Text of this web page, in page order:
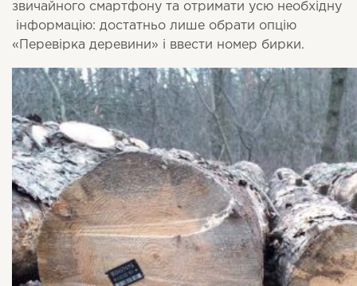
звичайного смартфону та отримати усю необхідну
інформацію: достатньо лише обрати опцію
«Перевірка деревини» і ввести номер бирки.